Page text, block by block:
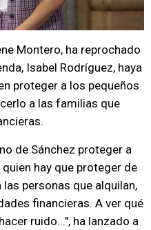
Montero, ha reprochado
Isabel Rodríguez, haya
proteger a los pequeños
a las familias que
de Sánchez proteger a
hay que proteger de
personas que alquilan,
financieras. A ver qué
ruido...", ha lanzado a